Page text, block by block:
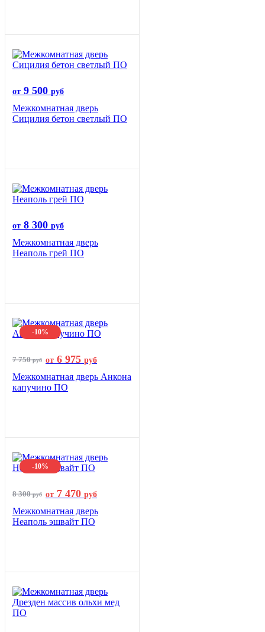
от 9 500 руб
Межкомнатная дверь
Сицилия бетон светлый ПО
от 8 300 руб
Межкомнатная дверь
Неаполь грей ПО
-10%
7 750руб от 6 975 руб
Межкомнатная дверь Анкона
капучино ПО
-10%
8 300руб от 7 470 руб
Межкомнатная дверь
Неаполь эшвайт ПО